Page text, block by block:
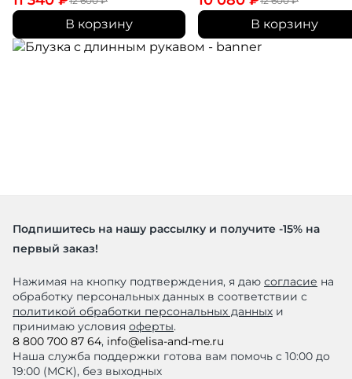
В корзину В корзину
Подпишитесь на нашу рассылку и получите -15% на
первый заказ!
Нажимая на кнопку подтверждения, я даю согласие на
обработку персональных данных в соответствии с
политикой обработки персональных данных и
принимаю условия оферты.
8 800 700 87 64, info@elisa-and-me.ru
Наша служба поддержки готова вам помочь с 10:00 до
19:00 (МСК), без выходных